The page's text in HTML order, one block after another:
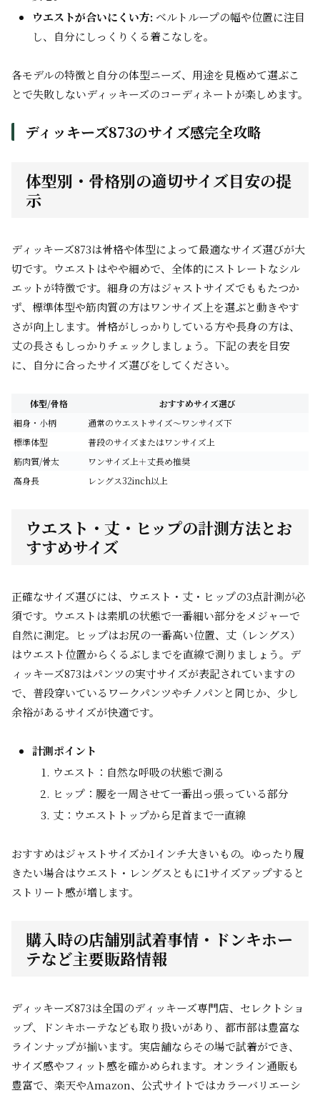
ウエストが合いにくい方: ベルトループの幅や位置に注目
し、自分にしっくりくる着こなしを。
各モデルの特徴と自分の体型ニーズ、用途を見極めて選ぶこ
とで失敗しないディッキーズのコーディネートが楽しめます。
ディッキーズ873のサイズ感完全攻略
体型別・骨格別の適切サイズ目安の提
示
ディッキーズ873は骨格や体型によって最適なサイズ選びが大
切です。ウエストはやや細めで、全体的にストレートなシル
エットが特徴です。細身の方はジャストサイズでももたつか
ず、標準体型や筋肉質の方はワンサイズ上を選ぶと動きやす
さが向上します。骨格がしっかりしている方や長身の方は、
丈の長さもしっかりチェックしましょう。下記の表を目安
に、自分に合ったサイズ選びをしてください。
体型/骨格
おすすめサイズ選び
細身・小柄
通常のウエストサイズ～ワンサイズ下
標準体型
普段のサイズまたはワンサイズ上
筋肉質/骨太
ワンサイズ上＋丈長め推奨
高身長
レングス32inch以上
ウエスト・丈・ヒップの計測方法とお
すすめサイズ
正確なサイズ選びには、ウエスト・丈・ヒップの3点計測が必
須です。ウエストは素肌の状態で一番細い部分をメジャーで
自然に測定。ヒップはお尻の一番高い位置、丈（レングス）
はウエスト位置からくるぶしまでを直線で測りましょう。デ
ィッキーズ873はパンツの実寸サイズが表記されていますの
で、普段穿いているワークパンツやチノパンと同じか、少し
余裕があるサイズが快適です。
計測ポイント
ウエスト：自然な呼吸の状態で測る
ヒップ：腰を一周させて一番出っ張っている部分
丈：ウエストトップから足首まで一直線
おすすめはジャストサイズか1インチ大きいもの。ゆったり履
きたい場合はウエスト・レングスともに1サイズアップすると
ストリート感が増します。
購入時の店舗別試着事情・ドンキホー
テなど主要販路情報
ディッキーズ873は全国のディッキーズ専門店、セレクトショ
ップ、ドンキホーテなども取り扱いがあり、都市部は豊富な
ラインナップが揃います。実店舗ならその場で試着ができ、
サイズ感やフィット感を確かめられます。オンライン通販も
豊富で、楽天やAmazon、公式サイトではカラーバリエーシ